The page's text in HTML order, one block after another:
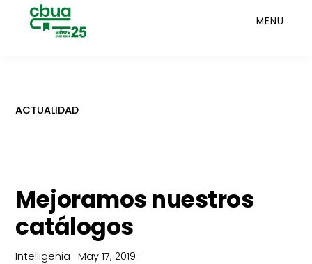
Saltar
MENU
ACTUALIDAD
Mejoramos nuestros
catálogos
Intelligenia ·May 17, 2019 ·